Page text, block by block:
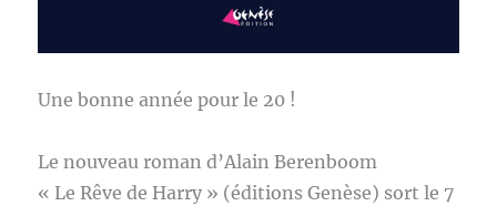
Une bonne année pour le 20 !
Le nouveau roman d’Alain Berenboom
« Le Rêve de Harry » (éditions Genèse) sort le 7